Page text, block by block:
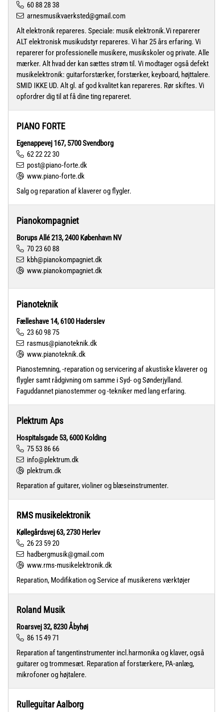
60 88 28 38
arnesmusikvaerksted@gmail.com
Alt elektronik repareres. Speciale: musik elektronik.Vi reparerer
ALT elektronisk musikudstyr repareres. Vi har 25 års erfaring. Vi
reparerer for professionelle musikere, musikskoler og private. Alle
mærker. Alt hvad der kan sættes strøm til. Vi modtager også defekt
musikelektronik: guitarforstærker, forstærker, keyboard, højttalere.
SMID IKKE UD. Alt gl. af god kvalitet kan repareres. Rør skiftes. Vi
opfordrer dig til at få dine ting repareret.
PIANO FORTE
Egenappevej 167, 5700 Svendborg
62 22 22 30
post@piano-forte.dk
www.piano-forte.dk
Salg og reparation af klaverer og flygler.
Pianokompagniet
Borups Allé 213, 2400 København NV
70 23 60 88
kbh@pianokompagniet.dk
www.pianokompagniet.dk
Pianoteknik
Fælleshave 14, 6100 Haderslev
23 60 98 75
rasmus@pianoteknik.dk
www.pianoteknik.dk
Pianostemning, -reparation og servicering af akustiske klaverer og
flygler samt rådgivning om samme i Syd- og Sønderjylland.
Faguddannet pianostemmer og -tekniker med lang erfaring.
Plektrum Aps
Hospitalsgade 53, 6000 Kolding
75 53 86 66
info@plektrum.dk
plektrum.dk
Reparation af guitarer, violiner og blæseinstrumenter.
RMS musikelektronik
Køllegårdsvej 63, 2730 Herlev
26 23 59 20
hadbergmusik@gmail.com
www.rms-musikelektronik.dk
Reparation, Modifikation og Service af musikerens værktøjer
Roland Musik
Roarsvej 32, 8230 Åbyhøj
86 15 49 71
Reparation af tangentinstrumenter incl.harmonika og klaver, også
guitarer og trommesæt. Reparation af forstærkere, PA-anlæg,
mikrofoner og højtalere.
Rulleguitar Aalborg